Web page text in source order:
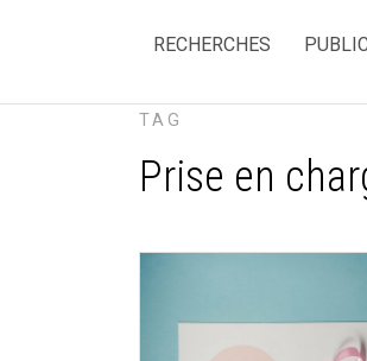
RECHERCHES
TAG
Prise en